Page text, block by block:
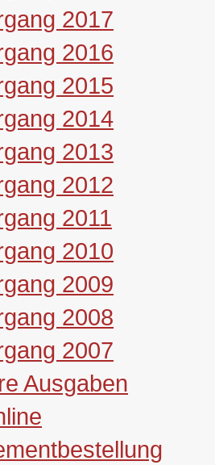
2017
2016
2015
2014
2013
2012
2011
2010
2009
2008
2007
Ausgaben